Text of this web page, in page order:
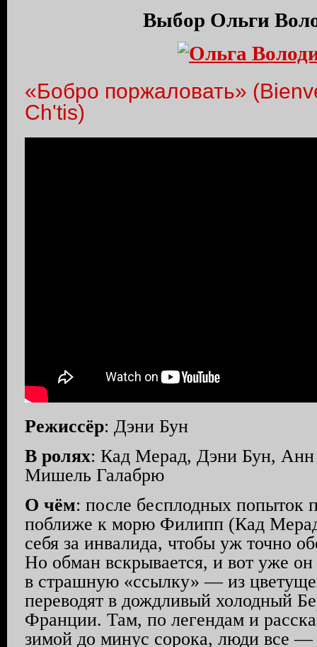
Выбор Ольги
«Бобро поржаловать»
Ch'tis)
Режиссёр: Дэни Бун
В ролях: Кад Мерад, Дэни Бун,
Мишель Галабрю
О чём: после бесплодных попыток
поближе к морю Филипп (Кад
себя за инвалида, чтобы уж точно
Но обман вскрывается, и вот уже он
в страшную «ссылку» — из
переводят в дождливый холодный
Франции. Там, по легендам и
зимой до минус сорока, люди все —